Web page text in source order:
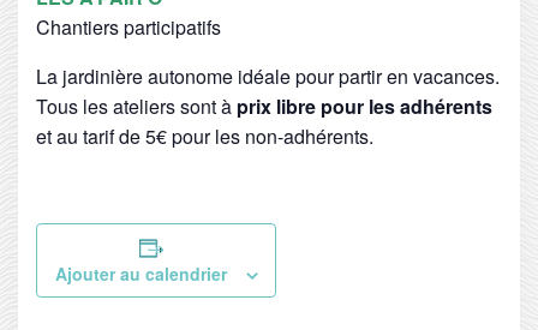
Chantiers participatifs
La jardinière autonome idéale pour partir en vacances.
Tous les ateliers sont à prix libre pour les adhérents
et au tarif de 5€ pour les non-adhérents.
Ajouter au calendrier